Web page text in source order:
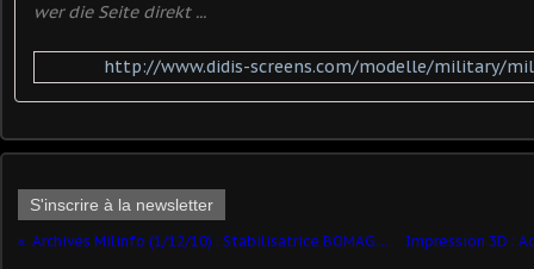
wer die Seite direkt ...
http://www.didis-screens.com/modelle/military/
S'inscrire à la newsletter
Archives Milinfo (1/12/10) : Stabilisatrice BOMAG MPH 122 au 1/50 (par Yves)